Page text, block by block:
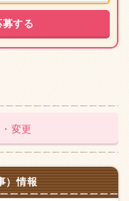
する
変更
）情報